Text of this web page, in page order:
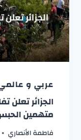
عربي و
متهمين
فاطمة الأنصاري